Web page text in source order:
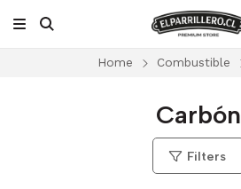
Home Combustible
Carbón
Filters